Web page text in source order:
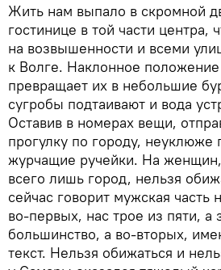
Жить нам выпало в скромной
гостинице в той части центра,
на возвышенности и всеми
к Волге. Наклонное положение
превращает их в небольшие
сугробы подтаивают и вода
Оставив в номерах вещи,
прогулку по городу, неуклюже
журчащие ручейки. На
всего лишь город, нельзя
сейчас говорит мужская
во-первых, нас трое из пяти, а
большинство, а во-вторых,
текст. Нельзя обижаться и